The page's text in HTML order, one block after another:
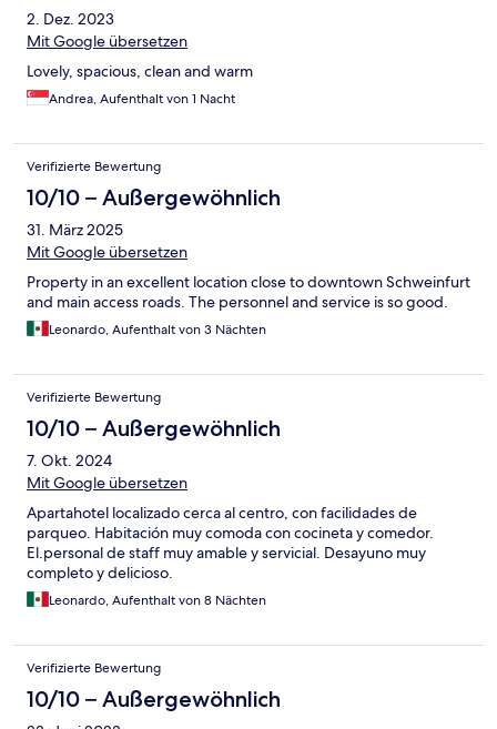
2. Dez. 2023
Mit Google übersetzen
Lovely, spacious, clean and warm
Andrea, Aufenthalt von 1 Nacht
Verifizierte Bewertung
10/10 – Außergewöhnlich
31. März 2025
Mit Google übersetzen
Property in an excellent location close to downtown Schweinfurt
and main access roads. The personnel and service is so good.
Leonardo, Aufenthalt von 3 Nächten
Verifizierte Bewertung
10/10 – Außergewöhnlich
7. Okt. 2024
Mit Google übersetzen
Apartahotel localizado cerca al centro, con facilidades de
parqueo. Habitación muy comoda con cocineta y comedor.
El.personal de staff muy amable y servicial. Desayuno muy
completo y delicioso.
Leonardo, Aufenthalt von 8 Nächten
Verifizierte Bewertung
10/10 – Außergewöhnlich